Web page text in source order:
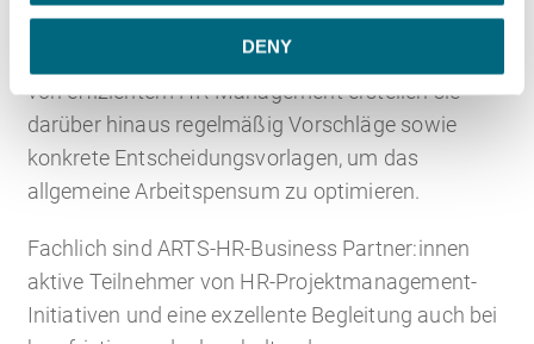
DENY
Anlaufstelle, um HR-bezogene Aktivitäten wie etwa
den ICT-Council zu kanalisieren. Zur Umsetzung
von effizientem HR-Management erstellen sie
darüber hinaus regelmäßig Vorschläge sowie
konkrete Entscheidungsvorlagen, um das
allgemeine Arbeitspensum zu optimieren.
Fachlich sind ARTS-HR-Business Partner:innen
aktive Teilnehmer von HR-Projektmanagement-
Initiativen und eine exzellente Begleitung auch bei